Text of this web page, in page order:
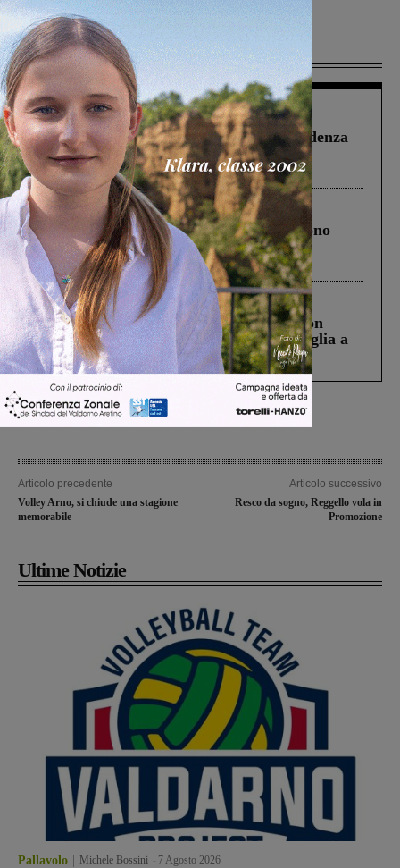
Più lette
Figline Incisa Valdarno 1 Agosto 2026
Piscina di Figline finanziata oltre la scadenza
Pnrr, il gruppo di Fratelli d’Italia: “Un
ringraziamento al Governo”
Cronaca 4 Agosto 2026
Un anno fa la strage in A1 in cui morirono
Gianni, Giulia e Franco. Lo schianto, il
processo, lo stop ai sorpassi fra tir....
Cronaca 3 Agosto 2026
Scomparso da una struttura di Castiglion
Fiorentino l’uomo che aveva ucciso la figlia a
Levane nel 2020
Articolo precedente
Volley Arno, si chiude una stagione
memorabile
Articolo successivo
Resco da sogno, Reggello vola in
Promozione
Ultime Notizie
Pallavolo Michele Bossini 7 Agosto 2026